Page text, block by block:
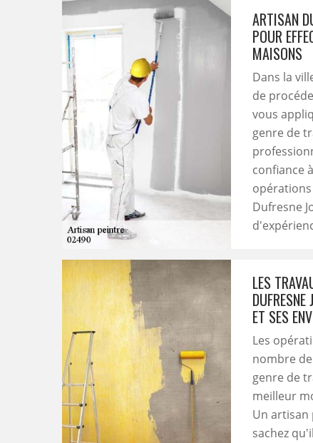
ARTISAN
POUR
MAISONS
Dans la
de
vous
genre de
confiance
opérations
Dufresne
LES
ET SES
Les
nombre
genre de
meilleur
Un
sachez